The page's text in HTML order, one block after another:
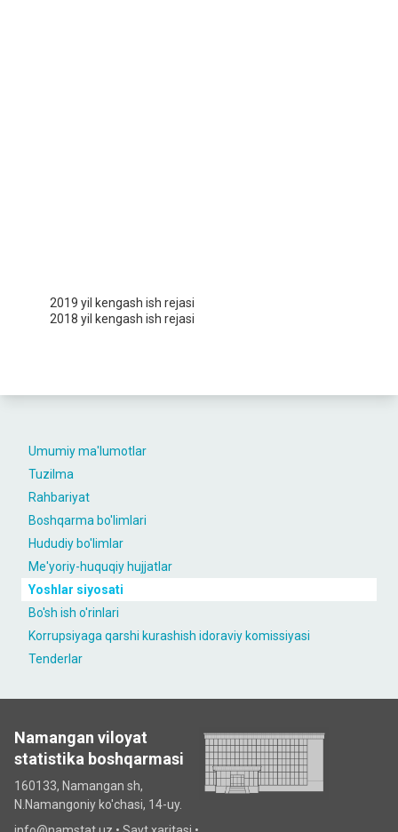
Umumiy ma'lumotlar
Tuzilma
Rahbariyat
Boshqarma bo'limlari
Hududiy bo'limlar
Me'yoriy-huquqiy hujjatlar
Yoshlar siyosati
Bo'sh ish o'rinlari
Korrupsiyaga qarshi kurashish idoraviy komissiyasi
Tenderlar
2019 yil kengash ish rejasi
2018 yil kengash ish rejasi
Namangan viloyat
statistika boshqarmasi
160133, Namangan sh,
N.Namangoniy ko'chasi, 14-uy.